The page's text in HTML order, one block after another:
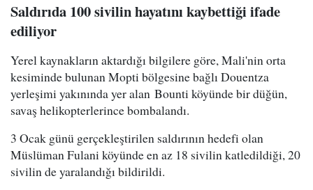
Saldırıda 100 sivilin hayatını kaybettiği ifade
ediliyor
Yerel kaynakların aktardığı bilgilere göre, Mali'nin orta
kesiminde bulunan Mopti bölgesine bağlı Douentza
yerleşimi yakınında yer alan Bounti köyünde bir düğün,
savaş helikopterlerince bombalandı.
3 Ocak günü gerçekleştirilen saldırının hedefi olan
Müslüman Fulani köyünde en az 18 sivilin katledildiği, 20
sivilin de yaralandığı bildirildi.